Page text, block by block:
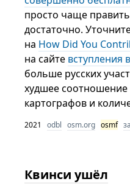
просто чаще
достаточно.
на How Did You
на сайте вступления
больше русских
худшее соотношение
картографов и
2021 odbl osm.org osmf
Квинси ушёл